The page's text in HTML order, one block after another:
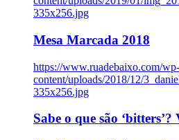
335x256.jpg
Mesa Marcada 2018
https://www.ruadebaixo.com/wp-
content/uploads/2018/12/
335x256.jpg
Sabe o que são